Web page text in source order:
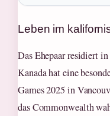
Leben im
Das Ehepaar residiert
Kanada hat eine
Games 2025 in
das Commonwealth